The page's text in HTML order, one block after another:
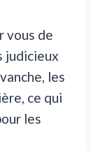
vous de
judicieux
les
ce qui
les